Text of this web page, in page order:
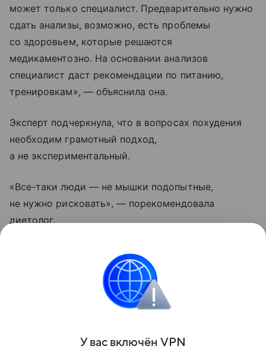
может только специалист. Предварительно нужно
сдать анализы, возможно, есть проблемы
со здоровьем, которые решаются
медикаментозно. На основании анализов
специалист даст рекомендации по питанию,
тренировкам», — объяснила она.
Эксперт подчеркнула, что в вопросах похудения
необходим грамотный подход,
а не экспериментальный.
«Все-таки люди — не мышки подопытные,
не нужно рисковать», — порекомендовала
диетолог.
Ранее врач Екатерина Цыганкова рассказала,
что жёсткие ограничения в питании не избавляют
от акне и могут ухудшить состояние кожи из-
за дефицита нутриентов и стресса.
Поделиться
У вас включён VPN